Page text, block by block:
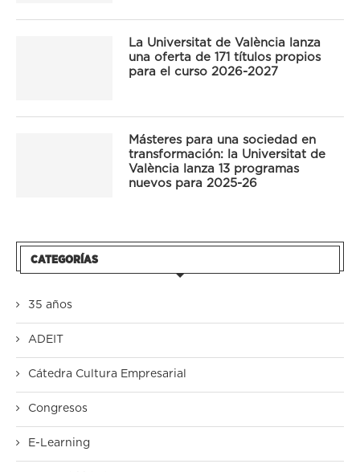
La Universitat de València lanza
una oferta de 171 títulos propios
para el curso 2026-2027
Másteres para una sociedad en
transformación: la Universitat de
València lanza 13 programas
nuevos para 2025-26
CATEGORÍAS
35 años
ADEIT
Cátedra Cultura Empresarial
Congresos
E-Learning